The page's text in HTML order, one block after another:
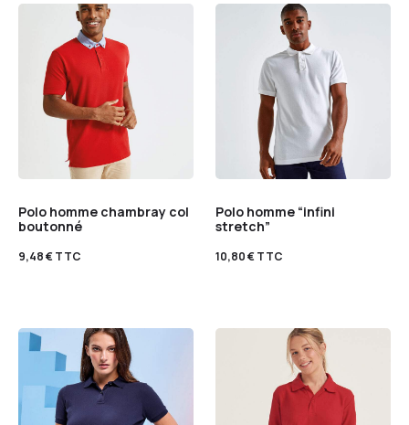
Polo homme chambray col
boutonné
9,48€TTC
Polo homme “infini
stretch”
10,80€TTC